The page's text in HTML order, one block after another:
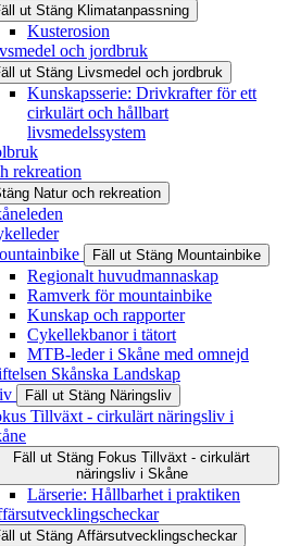
ut Stäng Klimatanpassning
Kusterosion
och jordbruk
ut Stäng Livsmedel och jordbruk
Kunskapsserie: Drivkrafter för ett
cirkulärt och hållbart
livsmedelssystem
rekreation
Natur och rekreation
Fäll ut Stäng Mountainbike
Regionalt huvudmannaskap
Ramverk för mountainbike
Kunskap och rapporter
Cykellekbanor i tätort
MTB-leder i Skåne med omnejd
Skånska Landskap
Fäll ut Stäng Näringsliv
Tillväxt - cirkulärt näringsliv i
Fäll ut Stäng Fokus Tillväxt - cirkulärt
näringsliv i Skåne
Lärserie: Hållbarhet i praktiken
ut Stäng Affärsutvecklingscheckar